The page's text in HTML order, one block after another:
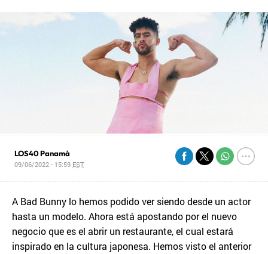
LOS40 Panamá
09/06/2022 - 15:59 EST
A Bad Bunny lo hemos podido ver siendo desde un actor
hasta un modelo. Ahora está apostando por el nuevo
negocio que es el abrir un restaurante, el cual estará
inspirado en la cultura japonesa. Hemos visto el anterior